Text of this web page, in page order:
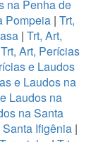
na Penha de
Pompeia| Trt,
| Trt, Art,
Trt, Art, Perícias
e Laudos
e Laudos na
Laudos na
na Santa
Ifigênia |